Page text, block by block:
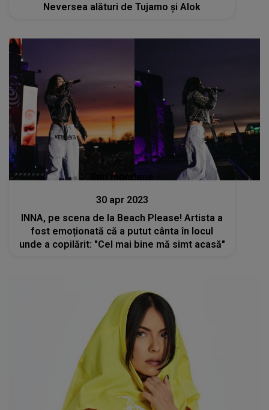
Neversea alături de Tujamo și Alok
Stiri mondene
30 apr 2023
INNA, pe scena de la Beach Please! Artista a
fost emoționată că a putut cânta în locul
unde a copilărit: "Cel mai bine mă simt acasă"